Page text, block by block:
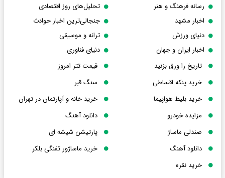
رسانه فرهنگ و هنر
تحلیل‌های روز اقتصادی
اخبار مشهد
جنجالی‌ترین اخبار حوادث
دنیای ورزش
ترانه و موسیقی
اخبار ایران و جهان
دنیای فناوری
تاریخ را ورق بزنید
قیمت تتر امروز
خرید پنکه اقساطی
سنگ قبر
خرید بلیط هواپیما
خرید خانه و آپارتمان در تهران
مزایده خودرو
دانلود آهنگ
صندلی ماساژ
پارتیشن شیشه ای
دانلود آهنگ
خرید ماساژور تفنگی بلکر
خرید نقره